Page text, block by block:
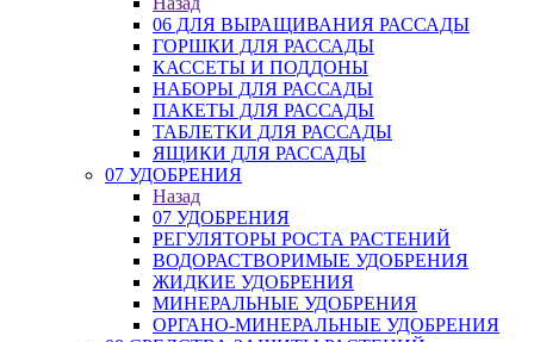
06 ДЛЯ ВЫРАЩИВАНИЯ РАССАДЫ
ГОРШКИ ДЛЯ РАССАДЫ
КАССЕТЫ И ПОДДОНЫ
НАБОРЫ ДЛЯ РАССАДЫ
ПАКЕТЫ ДЛЯ РАССАДЫ
ТАБЛЕТКИ ДЛЯ РАССАДЫ
ЯЩИКИ ДЛЯ РАССАДЫ
07 УДОБРЕНИЯ
Назад
07 УДОБРЕНИЯ
РЕГУЛЯТОРЫ РОСТА РАСТЕНИЙ
ВОДОРАСТВОРИМЫЕ УДОБРЕНИЯ
ЖИДКИЕ УДОБРЕНИЯ
МИНЕРАЛЬНЫЕ УДОБРЕНИЯ
ОРГАНО-МИНЕРАЛЬНЫЕ УДОБРЕНИЯ